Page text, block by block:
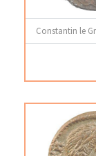
Constantin le